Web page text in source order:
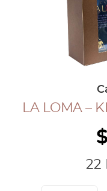
COLECCIÓN
INGRESAR
Cerrar Sesión
LA LOMA –
22